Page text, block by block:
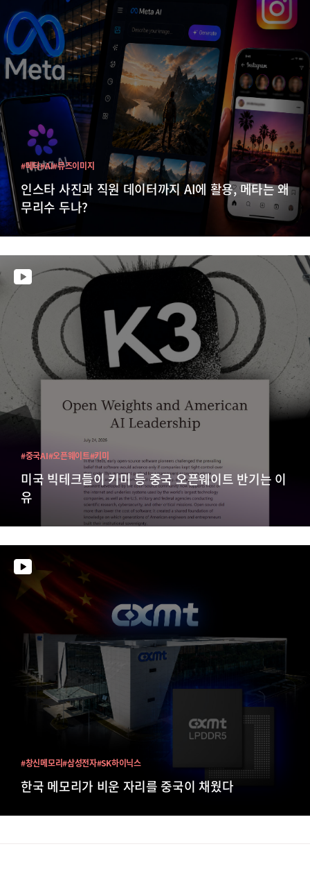
인스타 사진과 직원 데이터까지 AI에 활용, 메타는 왜
무리수 두나?
#메타#AI#뮤즈이미지
미국 빅테크들이 키미 등 중국 오픈웨이트 반기는 이
유
#중국AI#오픈웨이트#키미
한국 메모리가 비운 자리를 중국이 채웠다
#창신메모리#삼성전자#SK하이닉스